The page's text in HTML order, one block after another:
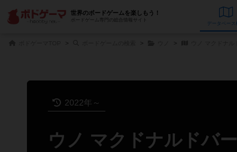
世界のボードゲームを楽しもう！
ボードゲーム専門の総合情報サイト
2022年～
ウノ マクドナルドバ